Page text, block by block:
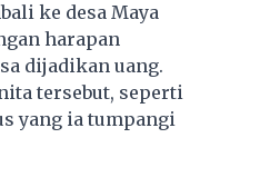
ke desa Maya
harapan
dijadikan uang.
tersebut, seperti
yang ia tumpangi